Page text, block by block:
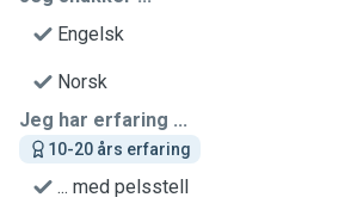
Engelsk
Norsk
Jeg har erfaring ...
10-20 års erfaring
... med pelsstell